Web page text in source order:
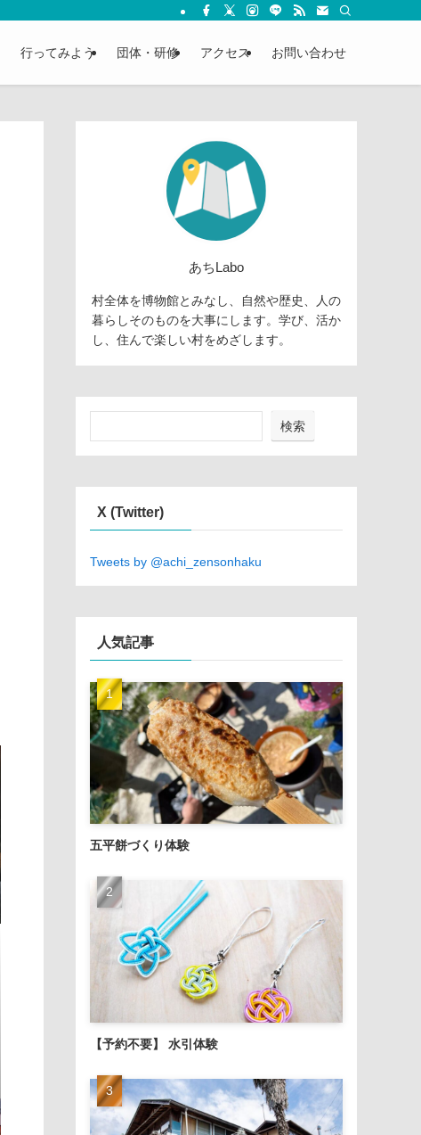
行ってみよう 団体・研修 アクセス お問い合わせ
あちLabo
村全体を博物館とみなし、自然や歴史、人の
暮らしそのものを大事にします。学び、活か
し、住んで楽しい村をめざします。
検索
X (Twitter)
Tweets by @achi_zensonhaku
人気記事
五平餅づくり体験
【予約不要】 水引体験